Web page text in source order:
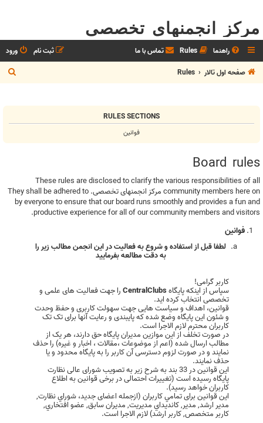
مرکز انجمنهای تخصصی
راهنما Rules تماس با ما ورود
ثبت نام
صفحه اول تالار
Rules
س
RULES SECTIONS
فوانین
Board rules
These rules are disclosed to clarify the various responsibilities of all
community members here on مرکز انجمنهای تخصصی. They shall be adhered to
by everyone to ensure that our board runs smoothly and provides a fun and
productive experience for all of our community members and visitors.
فوانین
لطفا قبل از استفاده و شروع به فعاليت در اين انجمن مطالب زير را
به دقت مطالعه بفرماييد
کاربر گرامی!
سپاس از اینکه پایگاهCentralClubsرا جهت فعالیت های علمی و
تخصصی انتخاب کرده اید.
قوانین، اهداف و سیاست هایی جهت سهولت کاربری و حفظ وحدت
و شئون این پایگاه وضع شده که پایبندی و رعایت آنها برای تک تک
کاربران محترم لازم الاجرا است.
در صورت تخلف از این موازین مدیران پایگاه حق دارند، هر یک از
مطالب ارسال شده (اعم از موضوعات ،مقالات ، اخبار و غیره) را حذف
نمایند و در صورت لزوم دسترسی آن کاربر را به پایگاه محدود و یا
حذف نمایند.
این قوانین در 33 بند به شرح زیر به تصویب شورای عالی نظارت
پایگاه رسیده است (تغییرات احتمالی در برخی قوانین به اطلاع
کاربران خواهد رسید).
این قوانین برای تمامي كاربران (ازجمله اعضای جدید، شوراي نظارت,
مدير ارشد, مدير, کانديداي مديريت, مديران سابق, عضو افتخاري,
کاربر متخصص, کاربر ارشد) لازم الاجرا است.